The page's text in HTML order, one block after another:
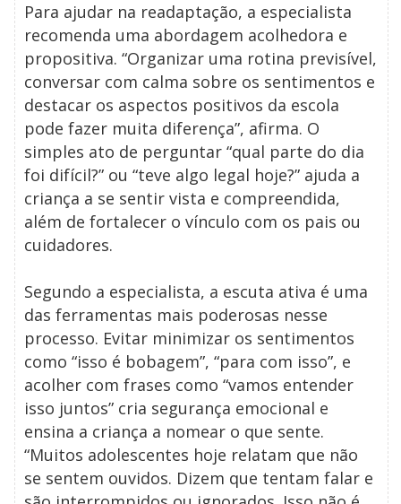
Para ajudar na readaptação, a especialista
recomenda uma abordagem acolhedora e
propositiva. “Organizar uma rotina previsível,
conversar com calma sobre os sentimentos e
destacar os aspectos positivos da escola
pode fazer muita diferença”, afirma. O
simples ato de perguntar “qual parte do dia
foi difícil?” ou “teve algo legal hoje?” ajuda a
criança a se sentir vista e compreendida,
além de fortalecer o vínculo com os pais ou
cuidadores.
Segundo a especialista, a escuta ativa é uma
das ferramentas mais poderosas nesse
processo. Evitar minimizar os sentimentos
como “isso é bobagem”, “para com isso”, e
acolher com frases como “vamos entender
isso juntos” cria segurança emocional e
ensina a criança a nomear o que sente.
“Muitos adolescentes hoje relatam que não
se sentem ouvidos. Dizem que tentam falar e